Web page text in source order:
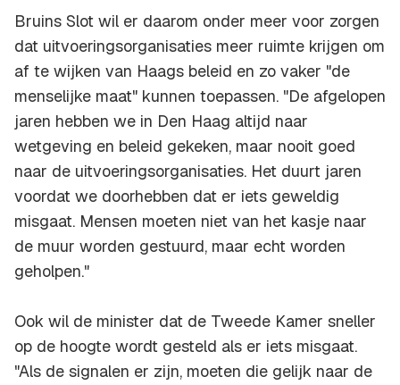
Bruins Slot wil er daarom onder meer voor zorgen
dat uitvoeringsorganisaties meer ruimte krijgen om
af te wijken van Haags beleid en zo vaker "de
menselijke maat" kunnen toepassen. "De afgelopen
jaren hebben we in Den Haag altijd naar
wetgeving en beleid gekeken, maar nooit goed
naar de uitvoeringsorganisaties. Het duurt jaren
voordat we doorhebben dat er iets geweldig
misgaat. Mensen moeten niet van het kasje naar
de muur worden gestuurd, maar echt worden
geholpen."
Ook wil de minister dat de Tweede Kamer sneller
op de hoogte wordt gesteld als er iets misgaat.
"Als de signalen er zijn, moeten die gelijk naar de